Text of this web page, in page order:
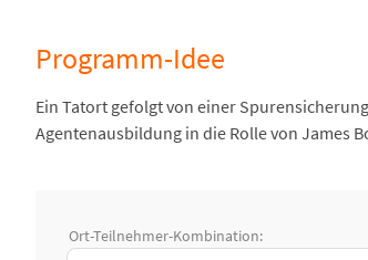
Programm-Idee
Ein Tatort gefolgt von einer
Agentenausbildung in die Rolle von James
Ort-Teilnehmer-Kombination: